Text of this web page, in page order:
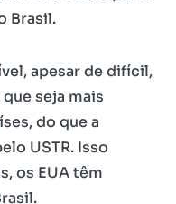
Brasil.
apesar de difícil,
seja mais
do que a
USTR. Isso
os EUA têm